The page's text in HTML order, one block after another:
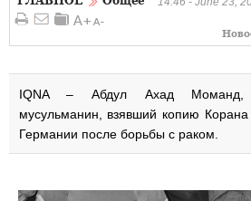
IQNA – Абдул Ахад Моманд,
мусульманин, взявший копию Корана
Германии после борьбы с раком.